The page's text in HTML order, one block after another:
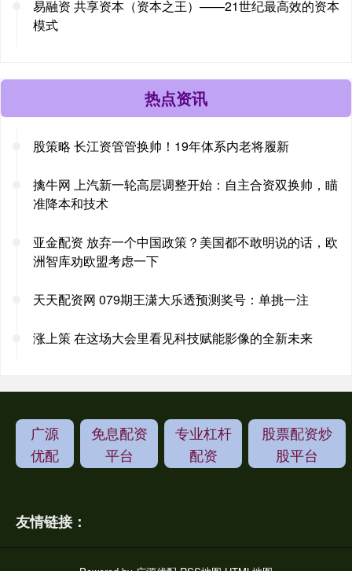
易融资 共享资本（资本之王）——21世纪最高效的资本
模式
热点资讯
股策略 长江资管管换帅！19年体系内老将履新
擒牛网 上汽新一轮高层调整开始：自主合资双换帅，瞄
准降本和技术
亚金配资 放弃一个中国政策？美国都不敢明说的话，欧
洲智库劝欧盟考虑一下
天天配资网 079期王潇大乐透预测奖号：单挑一注
涨上策 在这场大会里看见科技赋能影像的全新未来
广源
优配
免息配资
平台
专业杠杆
配资
股票配资炒
股平台
友情链接：